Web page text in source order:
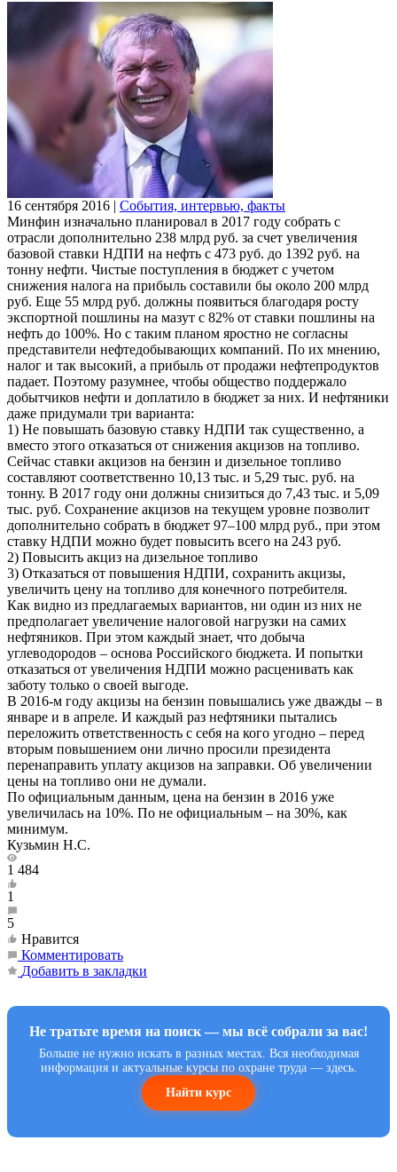
16 сентября 2016 | События, интервью, факты
Минфин изначально планировал в 2017 году собрать с
отрасли дополнительно 238 млрд руб. за счет увеличения
базовой ставки НДПИ на нефть с 473 руб. до 1392 руб. на
тонну нефти. Чистые поступления в бюджет с учетом
снижения налога на прибыль составили бы около 200 млрд
руб. Еще 55 млрд руб. должны появиться благодаря росту
экспортной пошлины на мазут с 82% от ставки пошлины на
нефть до 100%. Но с таким планом яростно не согласны
представители нефтедобывающих компаний. По их мнению,
налог и так высокий, а прибыль от продажи нефтепродуктов
падает. Поэтому разумнее, чтобы общество поддержало
добытчиков нефти и доплатило в бюджет за них. И нефтяники
даже придумали три варианта:
1) Не повышать базовую ставку НДПИ так существенно, а
вместо этого отказаться от снижения акцизов на топливо.
Сейчас ставки акцизов на бензин и дизельное топливо
составляют соответственно 10,13 тыс. и 5,29 тыс. руб. на
тонну. В 2017 году они должны снизиться до 7,43 тыс. и 5,09
тыс. руб. Сохранение акцизов на текущем уровне позволит
дополнительно собрать в бюджет 97–100 млрд руб., при этом
ставку НДПИ можно будет повысить всего на 243 руб.
2) Повысить акциз на дизельное топливо
3) Отказаться от повышения НДПИ, сохранить акцизы,
увеличить цену на топливо для конечного потребителя.
Как видно из предлагаемых вариантов, ни один из них не
предполагает увеличение налоговой нагрузки на самих
нефтяников. При этом каждый знает, что добыча
углеводородов – основа Российского бюджета. И попытки
отказаться от увеличения НДПИ можно расценивать как
заботу только о своей выгоде.
В 2016-м году акцизы на бензин повышались уже дважды – в
январе и в апреле. И каждый раз нефтяники пытались
переложить ответственность с себя на кого угодно – перед
вторым повышением они лично просили президента
перенаправить уплату акцизов на заправки. Об увеличении
цены на топливо они не думали.
По официальным данным, цена на бензин в 2016 уже
увеличилась на 10%. По не официальным – на 30%, как
минимум.
Кузьмин Н.С.
1 484
1
5
Нравится
Комментировать
Добавить в закладки
Не тратьте время на поиск — мы всё собрали за вас!
Больше не нужно искать в разных местах. Вся необходимая
информация и актуальные курсы по охране труда — здесь.
Найти курс